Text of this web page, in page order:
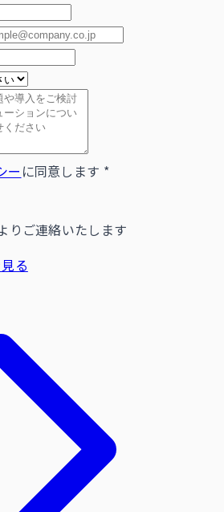
ー に同意します *
りご連絡いたします
る